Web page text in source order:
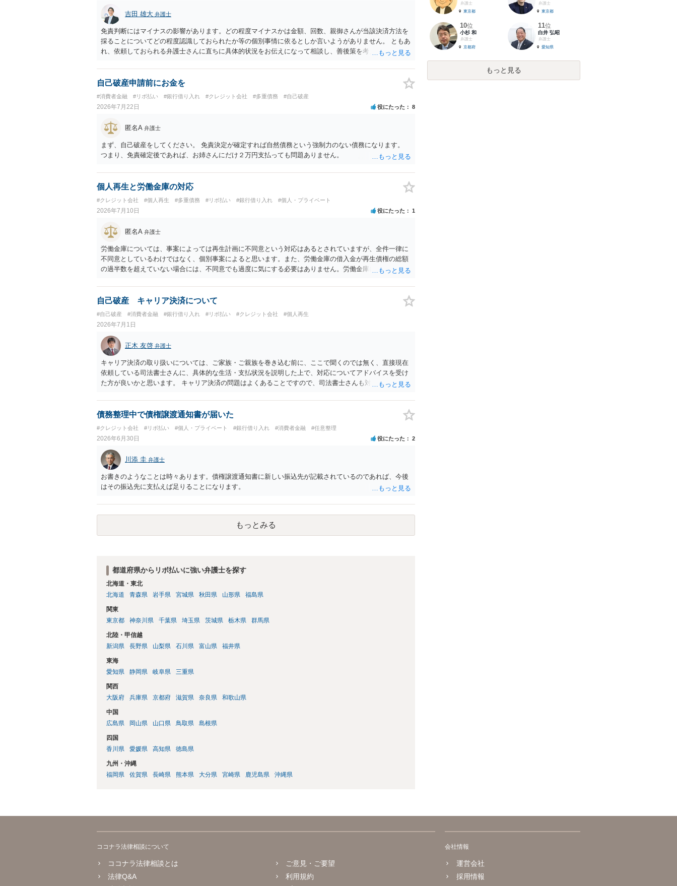
吉田 雄大 弁護士
免責判断にはマイナスの影響があります。どの程度マイナスかは金額、回数、親御さんが当該決済方法を
採ることについてどの程度認識しておられたか等の個別事情に依るとしか言いようがありません。 ともあ
れ、依頼しておられる弁護士さんに直ちに具体的状況をお伝えになって相談し、善後策を考えることをお
自己破産申請前にお金を
#消費者金融 #リボ払い #銀行借り入れ #クレジット会社 #多重債務 #自己破産
2026年7月22日 役にたった 8
匿名A 弁護士
まず、自己破産をしてください。 免責決定が確定すれば自然債務という強制力のない債務になります。
つまり、免責確定後であれば、お姉さんにだけ２万円支払っても問題ありません。
個人再生と労働金庫の対応
#クレジット会社 #個人再生 #多重債務 #リボ払い #銀行借り入れ #個人・プライベート
2026年7月10日 役にたった 1
匿名A 弁護士
労働金庫については、事案によっては再生計画に不同意という対応はあるとされていますが、全件一律に
不同意としているわけではなく、個別事案によると思います。また、労働金庫の借入金が再生債権の総額
の過半数を超えていない場合には、不同意でも過度に気にする必要はありません。労働金庫には、書面決
す。個人再生の経験豊富な弁護士へ相談されればよいと思います。
自己破産 キャリア決済について
#自己破産 #消費者金融 #銀行借り入れ #リボ払い #クレジット会社 #個人再生
2026年7月1日
正木 友啓 弁護士
キャリア決済の取り扱いについては、ご家族・ご親族を巻き込む前に、ここで聞くのでは無く、直接現在
依頼している司法書士さんに、具体的な生活・支払状況を説明した上で、対応についてアドバイスを受け
た方が良いかと思います。 キャリア決済の問題はよくあることですので、司法書士さんも対応を答えてく
債務整理中で債権譲渡通知書が届いた
#クレジット会社 #リボ払い #個人・プライベート #銀行借り入れ #消費者金融 #任意整理
2026年6月30日 役にたった 2
川添 圭 弁護士
お書きのようなことは時々あります。債権譲渡通知書に新しい振込先が記載されているのであれば、今後
はその振込先に支払えば足りることになります。
もっとみる
都道府県からリボ払いに強い弁護士を探す
北海道・東北
北海道
青森県 岩手県 宮城県 秋田県 山形県 福島県
関東
東京都
神奈川県 千葉県 埼玉県 茨城県 栃木県 群馬県
北陸・甲信越
新潟県
長野県 山梨県 石川県 富山県 福井県
東海
愛知県
静岡県 岐阜県 三重県
関西
大阪府
兵庫県 京都府 滋賀県 奈良県 和歌山県
中国
広島県
岡山県 山口県 鳥取県 島根県
四国
香川県
愛媛県 高知県 徳島県
九州・沖縄
福岡県
佐賀県 長崎県 熊本県 大分県 宮崎県 鹿児島県 沖縄県
弁護士
東京都
弁護士
東京都
10位
小杉 和
弁護士
京都府
11位
白井 弘昭
弁護士
愛知県
もっと見る
ココナラ法律相談について
ココナラ法律相談とは
法律Q&A
ご意見・ご要望
利用規約
会社情報
運営会社
採用情報